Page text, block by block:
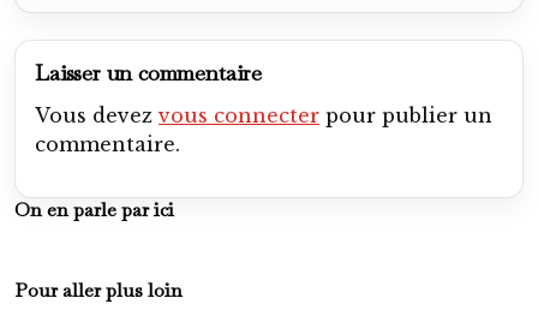
Laisser un commentaire
Vous devezvous connecter pour publier un
commentaire.
On en parle par ici
Pour aller plus loin